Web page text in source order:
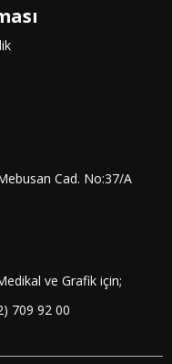
Cad. No:37/A
ve Grafik için;
709 92 00